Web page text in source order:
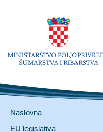
Naslovna
EU legislativa